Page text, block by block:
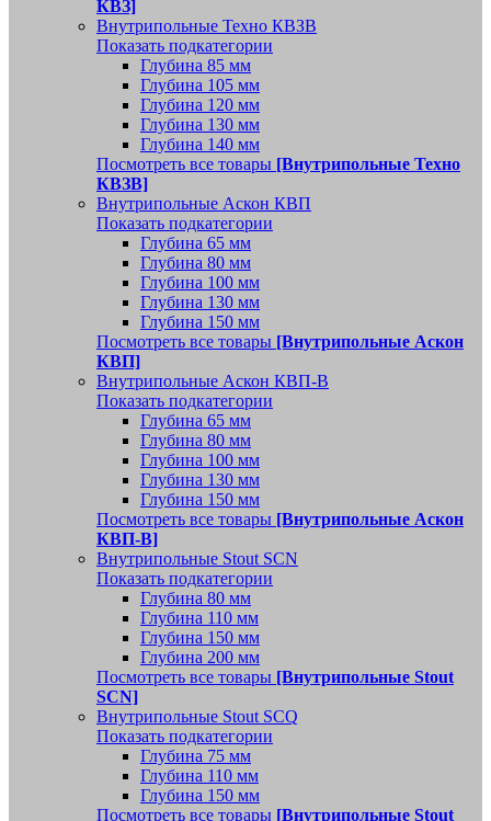
КВЗ]
Внутрипольные Техно КВЗВ
Показать подкатегории
Глубина 85 мм
Глубина 105 мм
Глубина 120 мм
Глубина 130 мм
Глубина 140 мм
Посмотреть все товары [Внутрипольные Техно
КВЗВ]
Внутрипольные Аскон КВП
Показать подкатегории
Глубина 65 мм
Глубина 80 мм
Глубина 100 мм
Глубина 130 мм
Глубина 150 мм
Посмотреть все товары [Внутрипольные Аскон
КВП]
Внутрипольные Аскон КВП-В
Показать подкатегории
Глубина 65 мм
Глубина 80 мм
Глубина 100 мм
Глубина 130 мм
Глубина 150 мм
Посмотреть все товары [Внутрипольные Аскон
КВП-В]
Внутрипольные Stout SCN
Показать подкатегории
Глубина 80 мм
Глубина 110 мм
Глубина 150 мм
Глубина 200 мм
Посмотреть все товары [Внутрипольные Stout
SCN]
Внутрипольные Stout SCQ
Показать подкатегории
Глубина 75 мм
Глубина 110 мм
Глубина 150 мм
Посмотреть все товары [Внутрипольные Stout